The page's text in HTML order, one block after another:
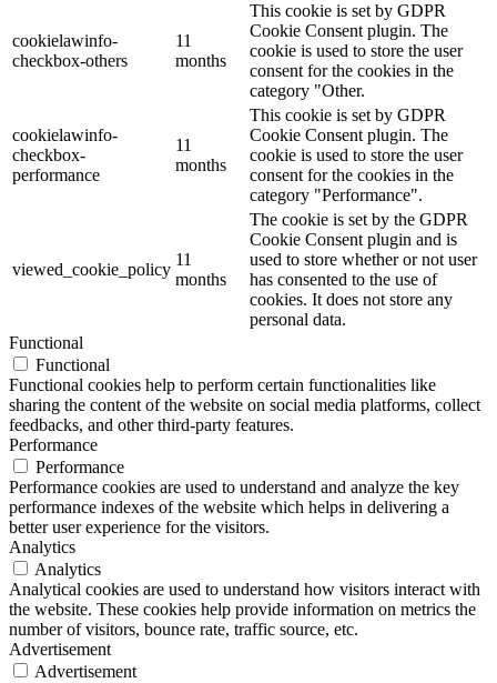
cookielawinfo-
checkbox-others
11
months
This cookie is set by GDPR
Cookie Consent plugin. The
cookie is used to store the user
consent for the cookies in the
category "Other.
cookielawinfo-
checkbox-
performance
11
months
This cookie is set by GDPR
Cookie Consent plugin. The
cookie is used to store the user
consent for the cookies in the
category "Performance".
viewed_cookie_policy
11
months
The cookie is set by the GDPR
Cookie Consent plugin and is
used to store whether or not user
has consented to the use of
cookies. It does not store any
personal data.
Functional
Functional
Functional cookies help to perform certain functionalities like
sharing the content of the website on social media platforms, collect
feedbacks, and other third-party features.
Performance
Performance
Performance cookies are used to understand and analyze the key
performance indexes of the website which helps in delivering a
better user experience for the visitors.
Analytics
Analytics
Analytical cookies are used to understand how visitors interact with
the website. These cookies help provide information on metrics the
number of visitors, bounce rate, traffic source, etc.
Advertisement
Advertisement